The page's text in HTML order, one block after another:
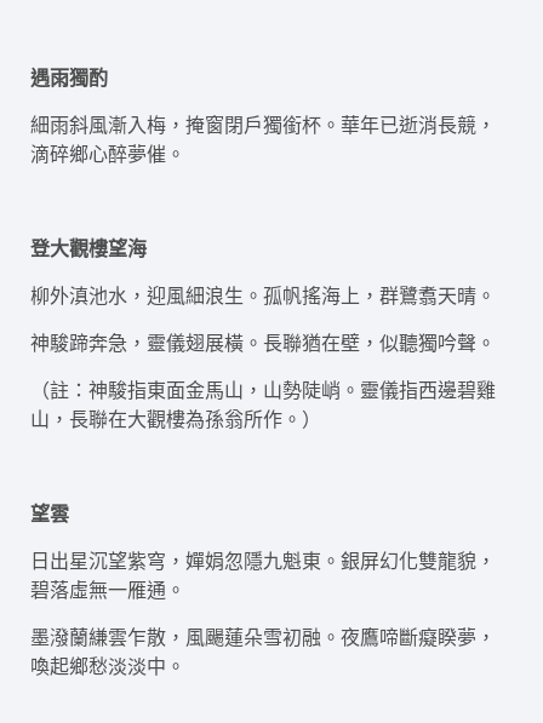
遇雨獨酌
細雨斜風漸入梅，掩窗閉戶獨銜杯。華年已逝消長競，
滴碎鄉心醉夢催。
登大觀樓望海
柳外滇池水，迎風細浪生。孤帆搖海上，群鷺翥天晴。
神駿蹄奔急，靈儀翅展橫。長聯猶在壁，似聽獨吟聲。
（註：神駿指東面金馬山，山勢陡峭。靈儀指西邊碧雞
山，長聯在大觀樓為孫翁所作。）
望雲
日出星沉望紫穹，嬋娟忽隱九魁東。銀屏幻化雙龍貌，
碧落虛無一雁通。
墨潑蘭縑雲乍散，風颺蓮朵雪初融。夜鷹啼斷癡睽夢，
喚起鄉愁淡淡中。